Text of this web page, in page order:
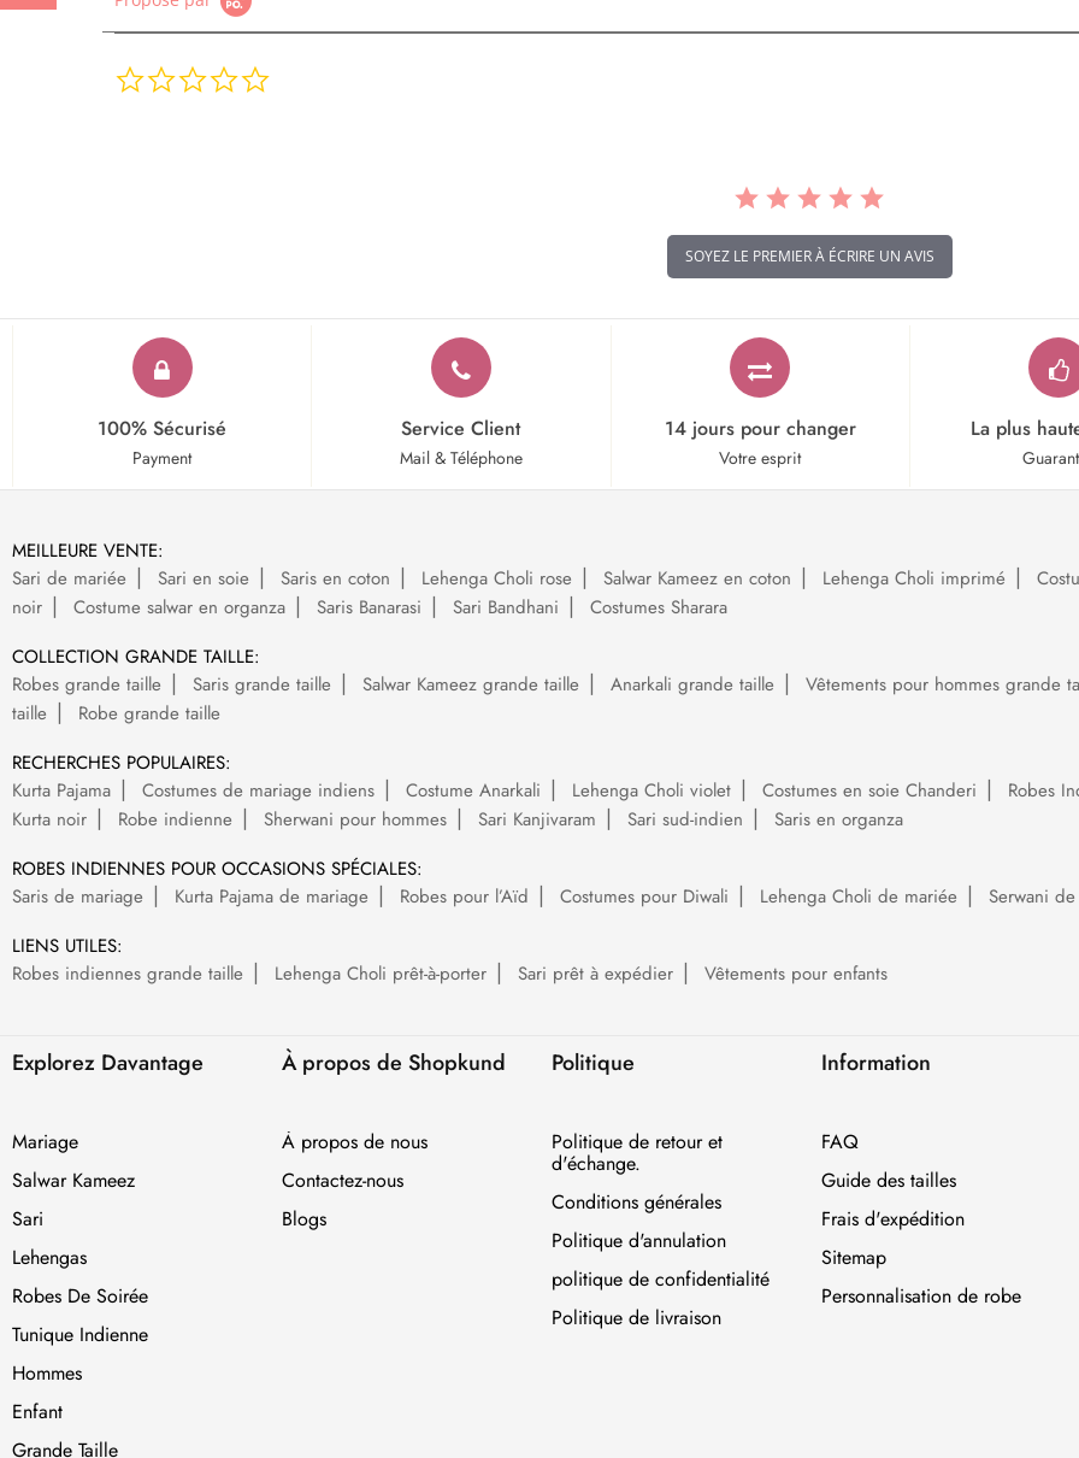
SOYEZ LE PREMIER À ÉCRIRE UN AVIS
100% Sécurisé
Payment
Service Client
Mail & Téléphone
14 jours pour changer
Votre esprit
La plus
MEILLEURE VENTE:
Sari de mariée
Sari en soie Saris en coton Lehenga Choli rose Salwar Kameez en coton Lehenga Choli imprimé
noir
Costume salwar en organza Saris Banarasi Sari Bandhani
Costumes Sharara
COLLECTION GRANDE TAILLE:
Robes grande taille
Saris grande taille Salwar Kameez grande taille Anarkali grande taille Vêtements pour hommes grande
taille
Robe grande taille
RECHERCHES POPULAIRES:
Kurta Pajama
Costumes de mariage indiens Costume Anarkali Lehenga Choli violet Costumes en soie Chanderi Robes
Kurta noir
Robe indienne Sherwani pour hommes Sari Kanjivaram Sari sud-indien
Saris en organza
ROBES INDIENNES POUR OCCASIONS SPÉCIALES:
Saris de mariage
Kurta Pajama de mariage Robes pour l’Aïd Costumes pour Diwali Lehenga Choli de mariée
Serwani
LIENS UTILES:
Robes indiennes grande taille
Lehenga Choli prêt-à-porter Sari prêt à expédier Vêtements pour enfants
Explorez Davantage
Mariage
Salwar Kameez
Sari
Lehengas
Robes De Soirée
Tunique Indienne
Hommes
Enfant
Grande Taille
À propos de Shopkund
À propos de nous
Contactez-nous
Blogs
Politique
Politique de retour et
d'échange.
Conditions générales
Politique d'annulation
politique de confidentialité
Politique de livraison
Information
FAQ
Guide des tailles
Frais d'expédition
Sitemap
Personnalisation de robe